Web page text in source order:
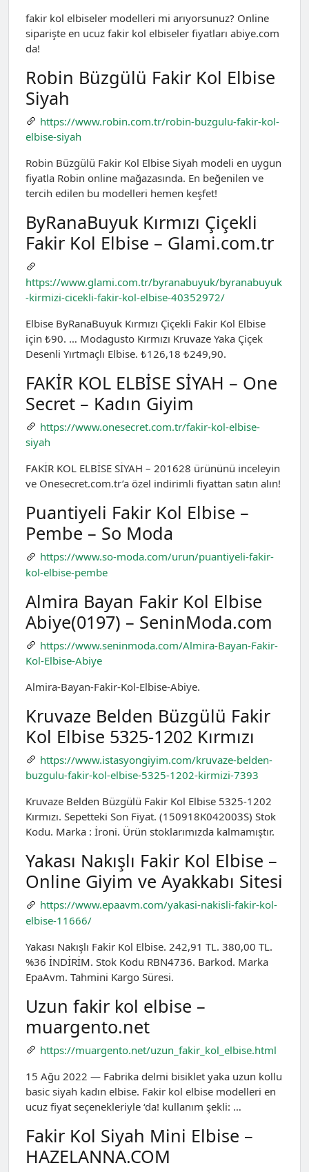
fakir kol elbiseler modelleri mi arıyorsunuz? Online
siparişte en ucuz fakir kol elbiseler fiyatları abiye.com
da!
Robin Büzgülü Fakir Kol Elbise
Siyah
https://www.robin.com.tr/robin-buzgulu-fakir-kol-
elbise-siyah
Robin Büzgülü Fakir Kol Elbise Siyah modeli en uygun
fiyatla Robin online mağazasında. En beğenilen ve
tercih edilen bu modelleri hemen keşfet!
ByRanaBuyuk Kırmızı Çiçekli
Fakir Kol Elbise – Glami.com.tr
https://www.glami.com.tr/byranabuyuk/byranabuyuk
-kirmizi-cicekli-fakir-kol-elbise-40352972/
Elbise ByRanaBuyuk Kırmızı Çiçekli Fakir Kol Elbise
için ₺90. … Modagusto Kırmızı Kruvaze Yaka Çiçek
Desenli Yırtmaçlı Elbise. ₺126,18 ₺249,90.
FAKİR KOL ELBİSE SİYAH – One
Secret – Kadın Giyim
https://www.onesecret.com.tr/fakir-kol-elbise-
siyah
FAKİR KOL ELBİSE SİYAH – 201628 ürününü inceleyin
ve Onesecret.com.tr’a özel indirimli fiyattan satın alın!
Puantiyeli Fakir Kol Elbise –
Pembe – So Moda
https://www.so-moda.com/urun/puantiyeli-fakir-
kol-elbise-pembe
Almira Bayan Fakir Kol Elbise
Abiye(0197) – SeninModa.com
https://www.seninmoda.com/Almira-Bayan-Fakir-
Kol-Elbise-Abiye
Almira-Bayan-Fakir-Kol-Elbise-Abiye.
Kruvaze Belden Büzgülü Fakir
Kol Elbise 5325-1202 Kırmızı
https://www.istasyongiyim.com/kruvaze-belden-
buzgulu-fakir-kol-elbise-5325-1202-kirmizi-7393
Kruvaze Belden Büzgülü Fakir Kol Elbise 5325-1202
Kırmızı. Sepetteki Son Fiyat. (150918K042003S) Stok
Kodu. Marka : İroni. Ürün stoklarımızda kalmamıştır.
Yakası Nakışlı Fakir Kol Elbise –
Online Giyim ve Ayakkabı Sitesi
https://www.epaavm.com/yakasi-nakisli-fakir-kol-
elbise-11666/
Yakası Nakışlı Fakir Kol Elbise. 242,91 TL. 380,00 TL.
%36 İNDİRİM. Stok Kodu RBN4736. Barkod. Marka
EpaAvm. Tahmini Kargo Süresi.
Uzun fakir kol elbise –
muargento.net
https://muargento.net/uzun_fakir_kol_elbise.html
15 Ağu 2022 — Fabrika delmi bisiklet yaka uzun kollu
basic siyah kadın elbise. Fakir kol elbise modelleri en
ucuz fiyat seçenekleriyle ‘da! kullanım şekli: …
Fakir Kol Siyah Mini Elbise –
HAZELANNA.COM